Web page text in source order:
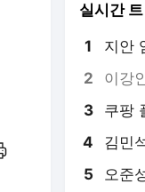
실시간
1 지안
2 이강
3 쿠팡
4 김민
5 오준